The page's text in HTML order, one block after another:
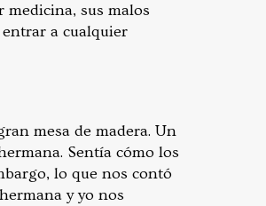
medicina, sus malos
a cualquier
mesa de madera. Un
Sentía cómo los
lo que nos contó
y yo nos